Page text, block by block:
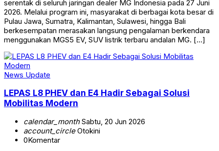
serentak di seluruh jaringan dealer MG Indonesia pada 27 Juni
2026. Melalui program ini, masyarakat di berbagai kota besar di
Pulau Jawa, Sumatra, Kalimantan, Sulawesi, hingga Bali
berkesempatan merasakan langsung pengalaman berkendara
menggunakan MGS5 EV, SUV listrik terbaru andalan MG. […]
News Update
LEPAS L8 PHEV dan E4 Hadir Sebagai Solusi
Mobilitas Modern
calendar_monthSabtu, 20 Jun 2026
account_circleOtokini
0Komentar